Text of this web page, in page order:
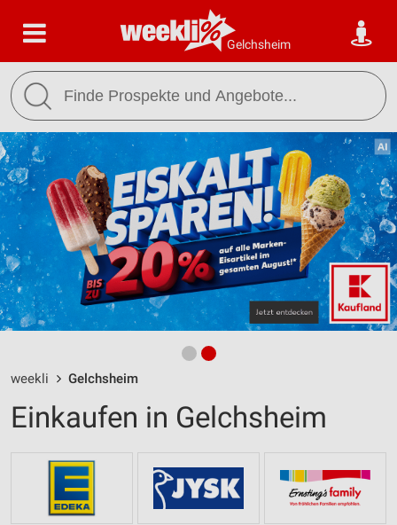
Gelchsheim
weekli Gelchsheim
Einkaufen in Gelchsheim